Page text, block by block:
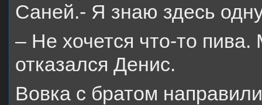
Саней.- Я знаю здесь
– Не хочется что-то
отказался Денис.
Вовка с братом